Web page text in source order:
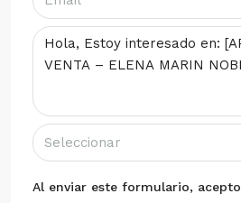
Seleccionar
Al enviar este formulario, acepto